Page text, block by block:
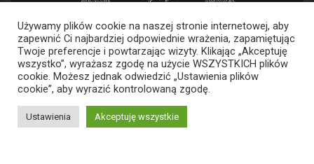
Używamy plików cookie na naszej stronie internetowej, aby
zapewnić Ci najbardziej odpowiednie wrażenia, zapamiętując
Twoje preferencje i powtarzając wizyty. Klikając „Akceptuję
wszystko”, wyrażasz zgodę na użycie WSZYSTKICH plików
cookie. Możesz jednak odwiedzić „Ustawienia plików
cookie”, aby wyrazić kontrolowaną zgodę.
Ustawienia Akceptuję wszystkie